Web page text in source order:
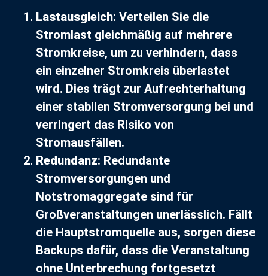
Lastausgleich: Verteilen Sie die
Stromlast gleichmäßig auf mehrere
Stromkreise, um zu verhindern, dass
ein einzelner Stromkreis überlastet
wird. Dies trägt zur Aufrechterhaltung
einer stabilen Stromversorgung bei und
verringert das Risiko von
Stromausfällen.
Redundanz: Redundante
Stromversorgungen und
Notstromaggregate sind für
Großveranstaltungen unerlässlich. Fällt
die Hauptstromquelle aus, sorgen diese
Backups dafür, dass die Veranstaltung
ohne Unterbrechung fortgesetzt